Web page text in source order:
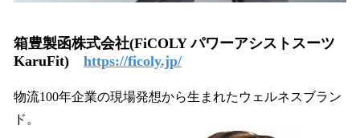
箱豊製函株式会社(FiCOLY パワーアシストスーツ
KaruFit) https://ficoly.jp/
物流100年企業の現場発想から生まれたウェルネスブラン
ド。